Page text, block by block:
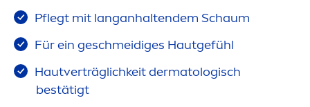
Pflegt mit langanhaltendem Schaum
Für ein geschmeidiges Hautgefühl
Hautverträglichkeit dermatologisch
bestätigt